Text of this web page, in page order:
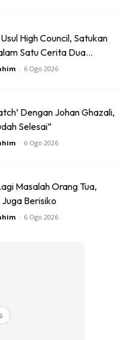
pagi anda juga. Lupakan
kalori, tinggi protein,
Bab Makan..
High Council, Satukan
Satu Cerita Dua...
- 6 Ogo 2026
Dengan Johan Ghazali,
Selesai”
- 6 Ogo 2026
Masalah Orang Tua,
Berisiko
- 6 Ogo 2026